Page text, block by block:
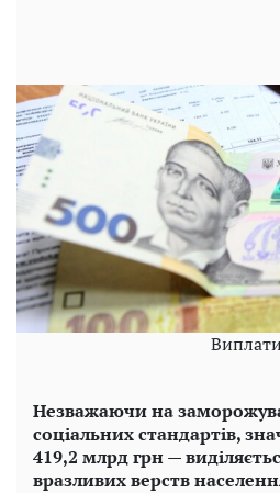
Виплати
Незважаючи на
соціальних стандартів,
419,2 млрд грн —
вразливих верств